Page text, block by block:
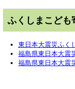
ふくしまこども
東日本大震災ふく
福島県東日本大震
福島県東日本大震